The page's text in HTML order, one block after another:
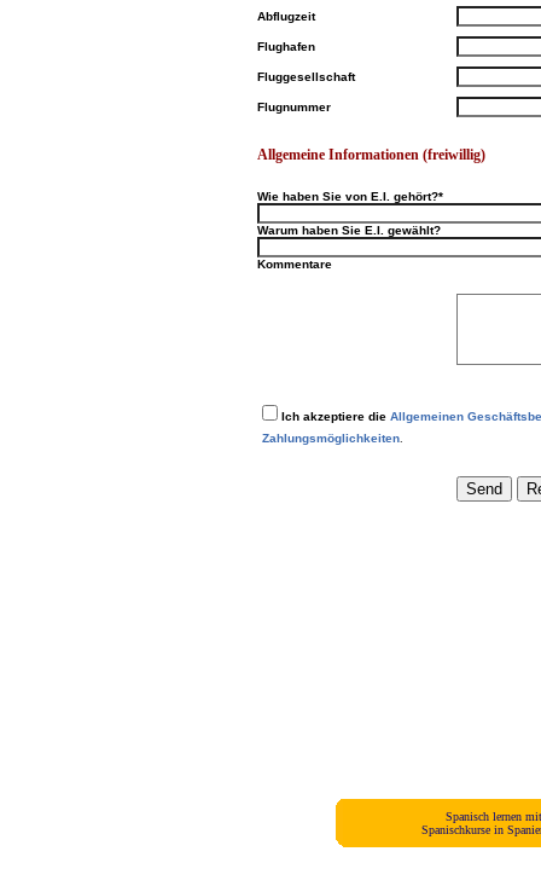
Abflugzeit
Flughafen
Fluggesellschaft
Flugnummer
Allgemeine Informationen (freiwillig)
Wie haben Sie von E.I. gehört?*
Warum haben Sie E.I. gewählt?
Kommentare
Ich akzeptiere die Allgemeinen
Zahlungsmöglichkeiten.
Spanisch lernen
Spanischkurse in